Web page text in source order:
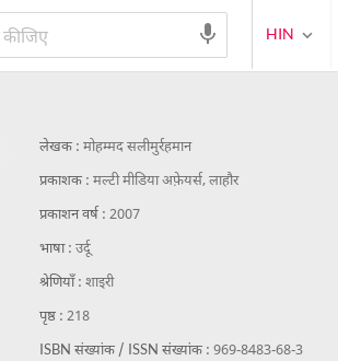
लेखक : मोहम्मद सलीमुर्रहमान
प्रकाशक : मल्टी मीडिया अफ़ेयर्स, लाहौर
प्रकाशन वर्ष : 2007
भाषा : उर्दू
श्रेणियाँ : शाइरी
पृष्ठ : 218
ISBN संख्यांक / ISSN संख्यांक : 969-8483-68-3
HIN